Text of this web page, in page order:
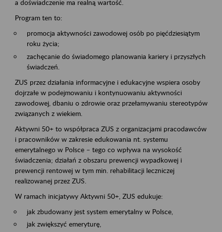
a doświadczenie ma realną wartość.
Program ten to:
promocja aktywności zawodowej osób po pięćdziesiątym
roku życia;
zachęcanie do świadomego planowania kariery i przyszłych
świadczeń.
ZUS przez działania informacyjne i edukacyjne wspiera osoby
dojrzałe w podejmowaniu i kontynuowaniu aktywności
zawodowej, dbaniu o zdrowie oraz przełamywaniu stereotypów
związanych z wiekiem.
Aktywni 50+ to współpraca ZUS z organizacjami pracodawców
i pracowników w zakresie edukowania nt. systemu
emerytalnego w Polsce – tego co wpływa na wysokość
świadczenia; działań z obszaru prewencji wypadkowej i
prewencji rentowej w tym min. rehabilitacji leczniczej
realizowanej przez ZUS.
W ramach inicjatywy Aktywni 50+, ZUS edukuje:
jak zbudowany jest system emerytalny w Polsce,
jak zwiększyć emeryturę,